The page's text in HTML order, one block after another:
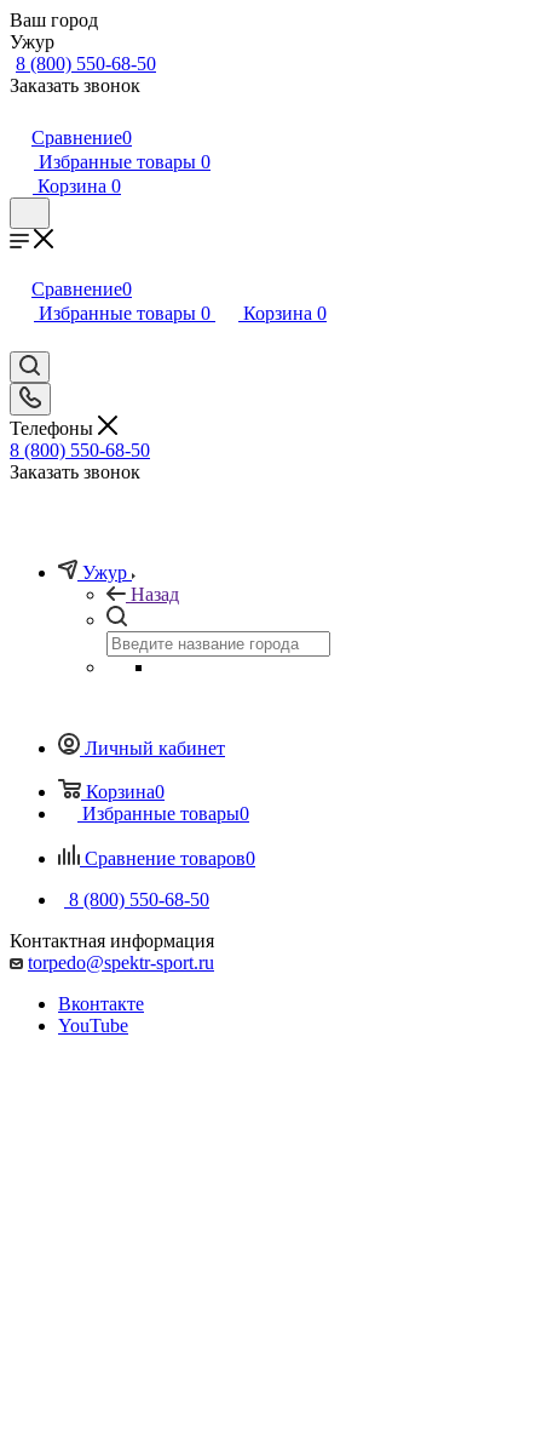
Ваш город
Ужур
8 (800) 550-68-50
Заказать звонок
Сравнение0
Избранные товары 0
Корзина 0
Сравнение0
Избранные товары 0 Корзина 0
Телефоны
8 (800) 550-68-50
Заказать звонок
Ужур
Назад
Личный кабинет
Корзина0
Избранные товары0
Сравнение товаров0
8 (800) 550-68-50
Контактная информация
torpedo@spektr-sport.ru
Вконтакте
YouTube